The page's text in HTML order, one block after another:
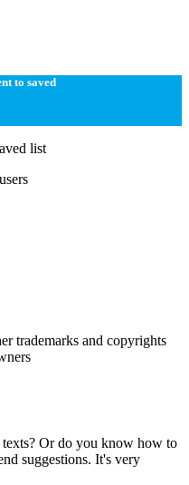
to saved
list
trademarks and copyrights
Or do you know how to
suggestions. It's very